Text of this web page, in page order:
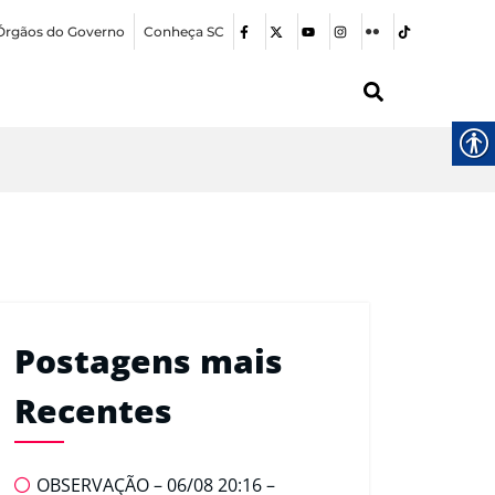
do Governo Conheça SC
Postagens mais
Recentes
OBSERVAÇÃO – 06/08 20:16 –